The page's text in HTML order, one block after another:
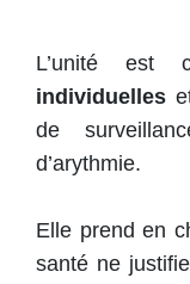
L’unité est
individuelles
de
d’arythmie.
Elle prend en
santé ne